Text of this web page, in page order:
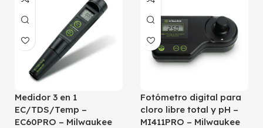
Medidor 3 en 1
EC/TDS/Temp –
EC60PRO – Milwaukee
Fotómetro digital para
cloro libre total y pH –
MI411PRO – Milwaukee